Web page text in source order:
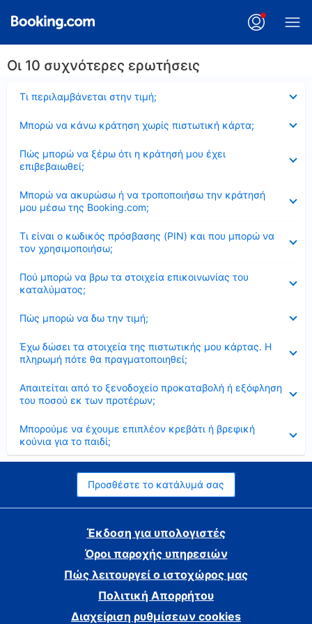
Οι 10 συχνότερες ερωτήσεις
Τι περιλαμβάνεται στην τιμή;
Μπορώ να κάνω κράτηση χωρίς πιστωτική κάρτα;
Πώς μπορώ να ξέρω ότι η κράτησή μου έχει
επιβεβαιωθεί;
Μπορώ να ακυρώσω ή να τροποποιήσω την κράτησή
μου μέσω της Booking.com;
Τι είναι ο κωδικός πρόσβασης (PIN) και που μπορώ να
τον χρησιμοποιήσω;
Πού μπορώ να βρω τα στοιχεία επικοινωνίας του
καταλύματος;
Πώς μπορώ να δω την τιμή;
Έχω δώσει τα στοιχεία της πιστωτικής μου κάρτας. Η
πληρωμή πότε θα πραγματοποιηθεί;
Απαιτείται από το ξενοδοχείο προκαταβολή ή εξόφληση
του ποσού εκ των προτέρων;
Μπορούμε να έχουμε επιπλέον κρεβάτι ή βρεφική
κούνια για το παιδί;
Προσθέστε το κατάλυμά σας
Έκδοση για υπολογιστές
Όροι παροχής υπηρεσιών
Πώς λειτουργεί ο ιστοχώρος μας
Πολιτική Απορρήτου
Διαχείριση ρυθμίσεων cookies